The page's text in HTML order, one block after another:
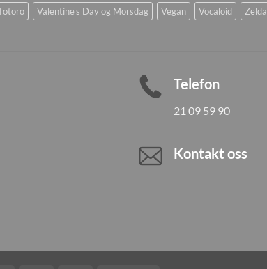
Valentine's Day og Morsdag Vegan Vocaloid Zelda
Telefon
21 09 59 90
Kontakt oss